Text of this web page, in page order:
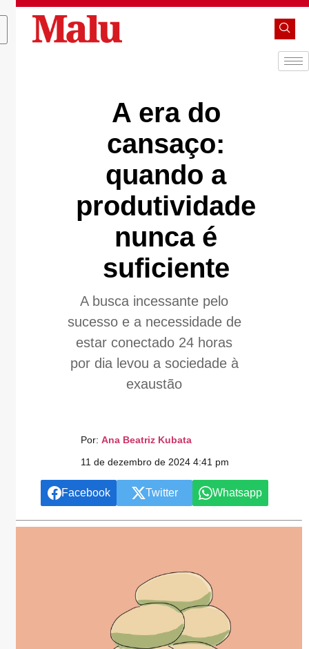
A era do
cansaço:
quando a
produtividade
nunca é
suficiente
A busca incessante pelo
sucesso e a necessidade de
estar conectado 24 horas
por dia levou a sociedade à
exaustão
Por: Ana Beatriz Kubata
11 de dezembro de 2024 4:41 pm
Facebook Twitter Whatsapp